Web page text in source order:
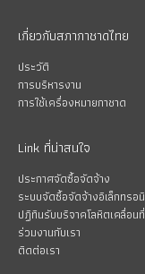
เกี่ยวกับสภากาชาดไทย
ประวัติ
การบริหารงาน
การใช้เครื่องหมายกาชาด
Link ที่น่าสนใจ
ประกาศจัดซื้อจัดจ้าง
ระบบจัดซื้อจัดจ้างอิเล็กทรอ
ปฏิทินรับบริจาคโลหิตเคลื่อนที่
ร่วมงานกับเรา
ติดต่อเรา